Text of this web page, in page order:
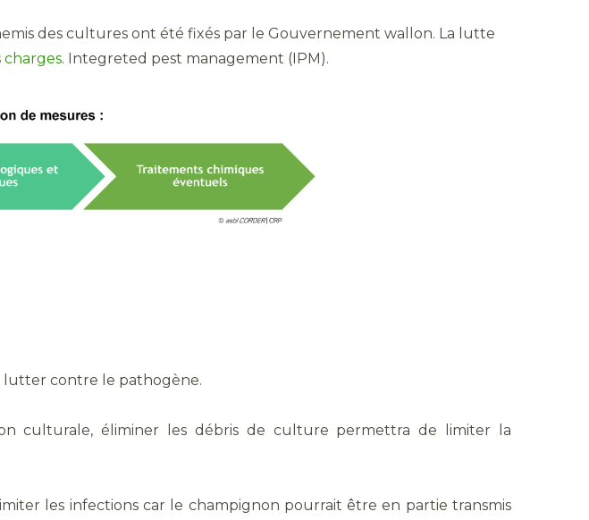
des cultures ont été fixés par le Gouvernement wallon. La lutte
charges. Integreted pest management (IPM).
lutter contre le pathogène.
culturale, éliminer les débris de culture permettra de limiter la
les infections car le champignon pourrait être en partie transmis